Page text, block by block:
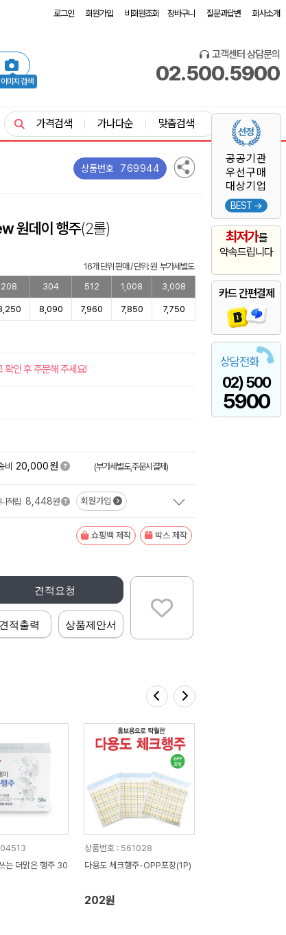
로그인 회원가입 비회원조회 장바구니 질문과답변 회사소개
미지 검색
고객센터 상담문의
02.500.5900
공공기관
우선구매
대상기업
BEST →
최저가를
약속드립니다
카드 간편결제
상담전화
02) 500
5900
가격검색 가나다순 맞춤검색
상품번호 769944
원데이 행주(2롤)
16개 단위 판매 / 단위: 원 부가세별도
208 304 512 1,008 3,008
8,090 7,960 7,850 7,750
확인 후 주문해 주세요!
비 20,000원 (부가세별도,주문시결제)
적립 8,448원 회원가입
쇼핑백 제작 박스 제작
견적요청
견적출력 상품제안서
는 더맑은 행주 30
상품번호 : 561028
다용도 체크행주-OPP포장(1P)
202원